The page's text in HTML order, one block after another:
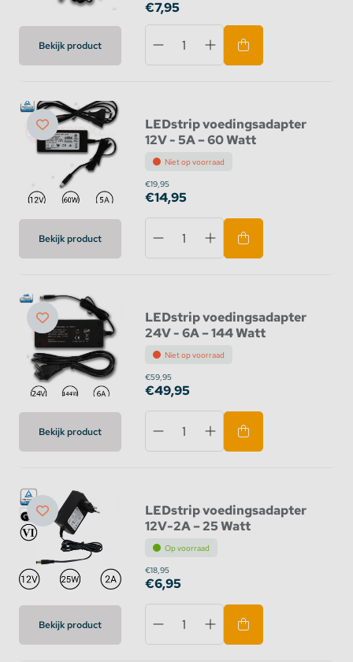
Bekijk product
€7,95
Bekijk product
LEDstrip voedingsadapter
12V - 5A – 60 Watt
Niet op voorraad
€19,95
€14,95
Bekijk product
LEDstrip voedingsadapter
24V - 6A – 144 Watt
Niet op voorraad
€59,95
€49,95
Bekijk product
LEDstrip voedingsadapter
12V-2A – 25 Watt
Op voorraad
€18,95
€6,95